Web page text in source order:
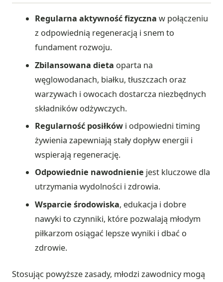
Regularna aktywność fizyczna w połączeniu
z odpowiednią regeneracją i snem to
fundament rozwoju.
Zbilansowana dieta oparta na
węglowodanach, białku, tłuszczach oraz
warzywach i owocach dostarcza niezbędnych
składników odżywczych.
Regularność posiłków i odpowiedni timing
żywienia zapewniają stały dopływ energii i
wspierają regenerację.
Odpowiednie nawodnienie jest kluczowe dla
utrzymania wydolności i zdrowia.
Wsparcie środowiska, edukacja i dobre
nawyki to czynniki, które pozwalają młodym
piłkarzom osiągać lepsze wyniki i dbać o
zdrowie.
Stosując powyższe zasady, młodzi zawodnicy mogą